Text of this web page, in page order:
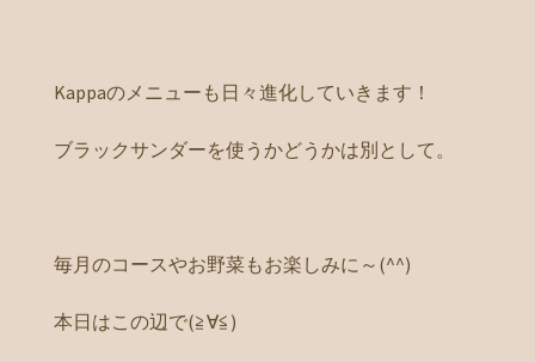
Kappaのメニューも日々進化していきます！
ブラックサンダーを使うかどうかは別として。
毎月のコースやお野菜もお楽しみに～(^^)
本日はこの辺で(≧∀≦)